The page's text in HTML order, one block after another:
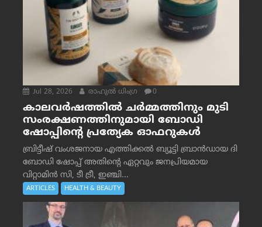
Jul 28, 2026 രാഹുല്‍ ധിംഗ്ര 0
കാലവർഷത്തിൽ ചർമ്മത്തിനും മുടി
സംരക്ഷണത്തിനുമായി ബോഡി
ഷോപ്പിന്റെ പ്രത്യേക ഓഫറുകൾ
ബ്രിട്ടീഷ് വംശജനായ എത്തിക്കൽ ബ്യൂട്ടി ബ്രാൻഡായ ദി
ബോഡി ഷോപ്പ് അതിന്റെ ഏറ്റവും ജനപ്രിയമായ
വിറ്റാമിൻ സി, ടീ ട്രീ, ഇഞ്ചി...
ARTICLES HEALTH & BEAUTY